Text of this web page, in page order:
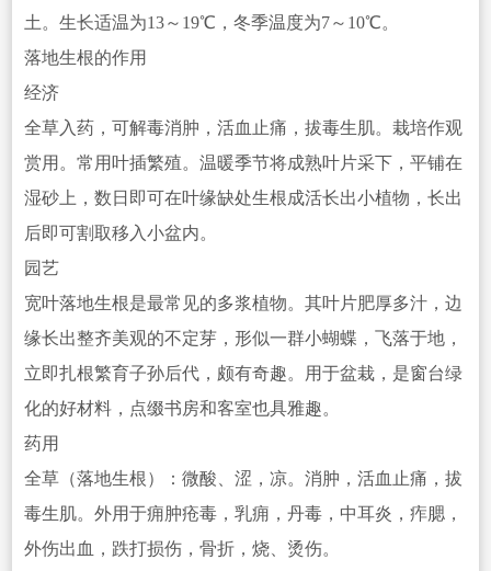
土。生长适温为13～19℃，冬季温度为7～10℃。
落地生根的作用
经济
全草入药，可解毒消肿，活血止痛，拔毒生肌。栽培作观
赏用。 常用叶插繁殖。温暖季节将成熟叶片采下，平铺在
湿砂上，数日即可在叶缘缺处生根成活长出小植物，长出
后即可割取移入小盆内。
园艺
宽叶落地生根是最常见的多浆植物。其叶片肥厚多汁，边
缘长出整齐美观的不定芽，形似一群小蝴蝶，飞落于地，
立即扎根繁育子孙后代，颇有奇趣。用于盆栽，是窗台绿
化的好材料，点缀书房和客室也具雅趣。
药用
全草（落地生根）：微酸、涩，凉。消肿，活血止痛，拔
毒生肌。外用于痈肿疮毒，乳痈，丹毒，中耳炎，痄腮，
外伤出血，跌打损伤，骨折，烧、烫伤。